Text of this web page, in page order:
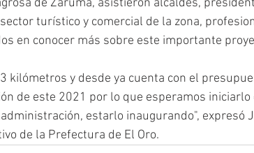
turístico y comercial de la zona,
en conocer más sobre este importante
kilómetros y desde ya cuenta con el
de este 2021 por lo que esperamos iniciarlo
estarlo inaugurando", expresó
de la Prefectura de El Oro.